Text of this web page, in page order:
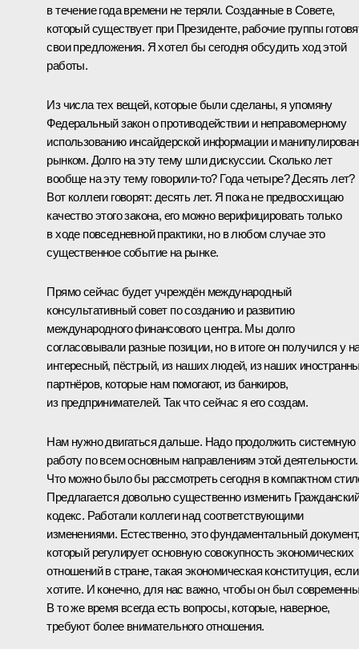
в течение года времени не теряли. Созданные в Совете,
который существует при Президенте, рабочие группы
свои предложения. Я хотел бы сегодня обсудить ход этой
работы.
Из числа тех вещей, которые были сделаны, я упомяну
Федеральный закон о противодействии и неправомерному
использованию инсайдерской информации и
рынком. Долго на эту тему шли дискуссии. Сколько лет
вообще на эту тему говорили‑то? Года четыре? Десять лет?
Вот коллеги говорят: десять лет. Я пока не предвосхищаю
качество этого закона, его можно верифицировать только
в ходе повседневной практики, но в любом случае это
существенное событие на рынке.
Прямо сейчас будет учреждён международный
консультативный совет по созданию и развитию
международного финансового центра. Мы долго
согласовывали разные позиции, но в итоге он получился у
интересный, пёстрый, из наших людей, из наших
партнёров, которые нам помогают, из банкиров,
из предпринимателей. Так что сейчас я его создам.
Нам нужно двигаться дальше. Надо продолжить системную
работу по всем основным направлениям этой деятельности.
Что можно было бы рассмотреть сегодня в компактном
Предлагается довольно существенно изменить Гражданский
кодекс. Работали коллеги над соответствующими
изменениями. Естественно, это фундаментальный документ,
который регулирует основную совокупность экономических
отношений в стране, такая экономическая конституция, если
хотите. И конечно, для нас важно, чтобы он был
В то же время всегда есть вопросы, которые, наверное,
требуют более внимательного отношения.